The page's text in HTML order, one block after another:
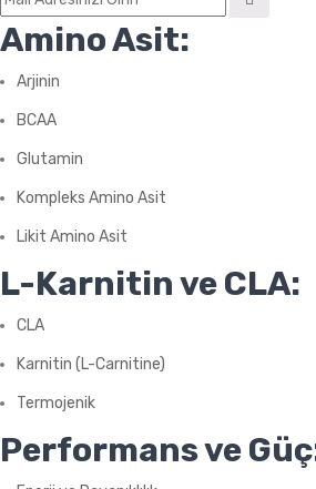
Amino Asit:
Arjinin
BCAA
Glutamin
Kompleks Amino Asit
Likit Amino Asit
L-Karnitin ve CLA:
CLA
Karnitin (L-Carnitine)
Termojenik
Performans ve